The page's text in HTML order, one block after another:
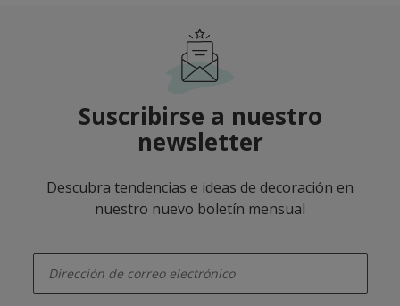
Suscribirse a nuestro
newsletter
Descubra tendencias e ideas de decoración en
nuestro nuevo boletín mensual